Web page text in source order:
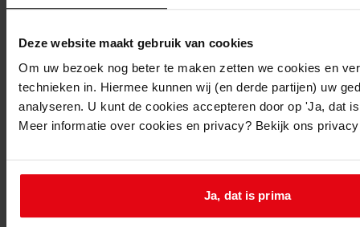
Deze website maakt gebruik van cookies
Om uw bezoek nog beter te maken zetten we cookies en
technieken in. Hiermee kunnen wij (en derde partijen) uw
analyseren. U kunt de cookies accepteren door op 'Ja, dat
Meer informatie over cookies en privacy? Bekijk ons
Ja, dat is prima
Medemblik
Kern of buurt:
Wognum
Oude Orde:
Digitale bestanden: